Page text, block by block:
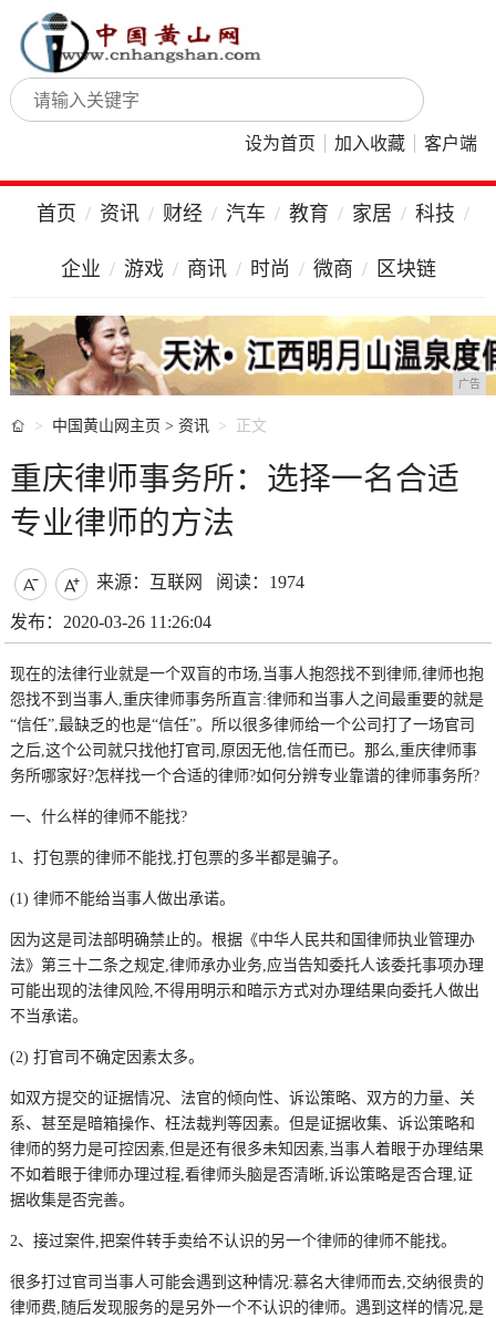
设为首页 加入收藏 客户端
首页 资讯 财经 汽车 教育 家居 科技
企业 游戏 商讯 时尚 微商 区块链
广告
 中国黄山网主页 > 资讯 正文
重庆律师事务所：选择一名合适
专业律师的方法
  来源：互联网 阅读：1974
发布：2020-03-26 11:26:04
现在的法律行业就是一个双盲的市场,当事人抱怨找不到律师,律师也抱
怨找不到当事人,重庆律师事务所直言:律师和当事人之间最重要的就是
“信任”,最缺乏的也是“信任”。所以很多律师给一个公司打了一场官司
之后,这个公司就只找他打官司,原因无他,信任而已。那么,重庆律师事
务所哪家好?怎样找一个合适的律师?如何分辨专业靠谱的律师事务所?
一、什么样的律师不能找?
1、打包票的律师不能找,打包票的多半都是骗子。
(1) 律师不能给当事人做出承诺。
因为这是司法部明确禁止的。根据《中华人民共和国律师执业管理办
法》第三十二条之规定,律师承办业务,应当告知委托人该委托事项办理
可能出现的法律风险,不得用明示和暗示方式对办理结果向委托人做出
不当承诺。
(2) 打官司不确定因素太多。
如双方提交的证据情况、法官的倾向性、诉讼策略、双方的力量、关
系、甚至是暗箱操作、枉法裁判等因素。但是证据收集、诉讼策略和
律师的努力是可控因素,但是还有很多未知因素,当事人着眼于办理结果
不如着眼于律师办理过程,看律师头脑是否清晰,诉讼策略是否合理,证
据收集是否完善。
2、接过案件,把案件转手卖给不认识的另一个律师的律师不能找。
很多打过官司当事人可能会遇到这种情况:慕名大律师而去,交纳很贵的
律师费,随后发现服务的是另外一个不认识的律师。遇到这样的情况,是